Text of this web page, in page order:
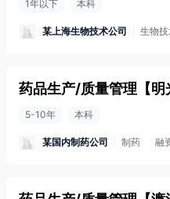
1年以下 本科
某上海生物技术公司 生物
药品生产/质量管理 【明
5-10年 本科
某国内制药公司 制药 融